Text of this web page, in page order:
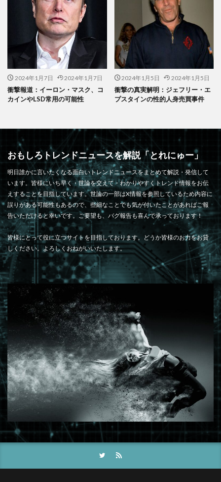
2024年1月7日 2024年1月7日
衝撃報道：イーロン・マスク、コ
カインやLSD常用の可能性
2024年1月5日 2024年1月5日
衝撃の真実解明：ジェフリー・エ
プスタインの性的人身売買事件
おもしろトレンドニュースを解説「とれにゅー」
明日誰かに言いたくなる面白いトレンドニュースをまとめて解説・発信して
います。皆様にいち早く・世論を交えて・わかりやすくトレンド情報をお伝
えすることを目指しています。世論の一部はX情報を参照しているため内容に
誤りがある可能性もあるので、些細なことでも気が付いたことがあればご報
告いただけると幸いです。ご要望も、バグ報告も喜んで承っております！
皆様にとって役に立つサイトを目指しております。どうか皆様のお力をお貸
しください。よろしくおねがいいたします。